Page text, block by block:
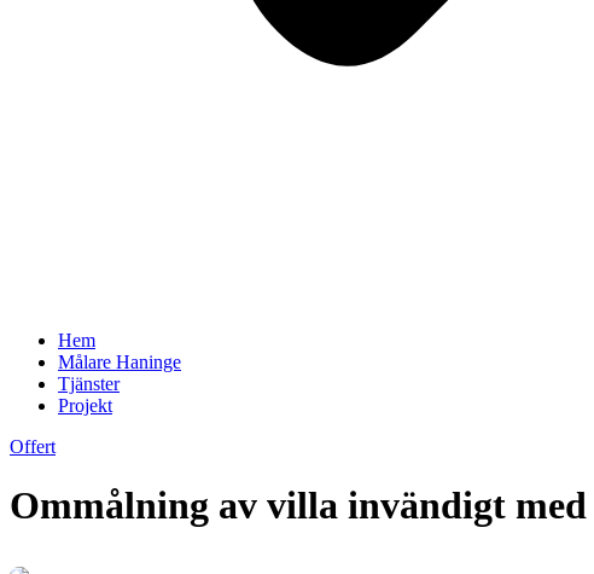
Hem
Målare Haninge
Tjänster
Projekt
Offert
Ommålning av villa invändigt